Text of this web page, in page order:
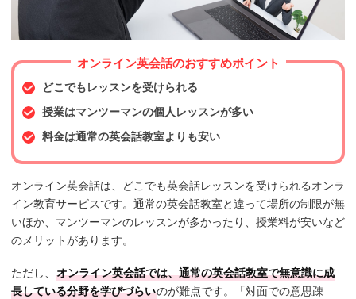
オンライン英会話のおすすめポイント
どこでもレッスンを受けられる
授業はマンツーマンの個人レッスンが多い
料金は通常の英会話教室よりも安い
オンライン英会話は、どこでも英会話レッスンを受けられるオンラ
イン教育サービスです。通常の英会話教室と違って場所の制限が無
いほか、マンツーマンのレッスンが多かったり、授業料が安いなど
のメリットがあります。
ただし、 オンライン英会話では、通常の英会話教室で無意識に成
長している分野を学びづらいのが難点です。「対面での意思疎